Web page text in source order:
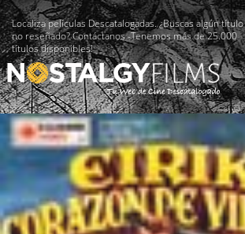
Localiza películas Descatalogadas. ¿Buscas algún título
no reseñado? Contáctanos -Tenemos más de 25.000
títulos disponibles!